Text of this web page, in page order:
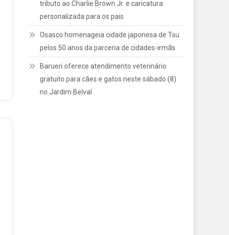
tributo ao Charlie Brown Jr. e caricatura
personalizada para os pais
Osasco homenageia cidade japonesa de Tsu
pelos 50 anos da parceria de cidades-irmãs
Barueri oferece atendimento veterinário
gratuito para cães e gatos neste sábado (8)
no Jardim Belval